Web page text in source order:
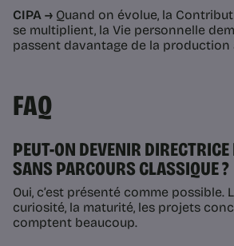
CIPA → Quand on évolue, la
se multiplient, la Vie personnelle
passent davantage de la production
FAQ
PEUT-ON DEVENIR
SANS PARCOURS CLASSIQUE ?
Oui, c’est présenté comme
curiosité, la maturité, les projets
comptent beaucoup.